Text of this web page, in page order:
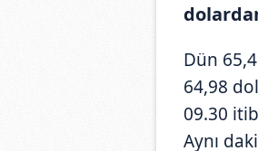
Dün
64,98
09.30
Aynı